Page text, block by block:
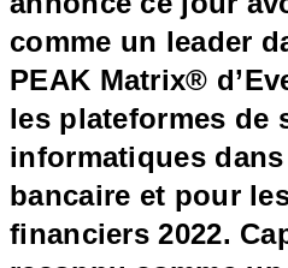
comme un leader
PEAK Matrix®
les plateformes de
informatiques
bancaire et pour
financiers 2022.